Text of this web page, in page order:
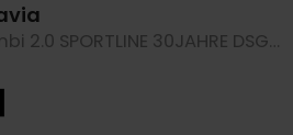
Octavia Combi 2.0 SPORTLINE 30JAHRE DSG 4x4 PANO